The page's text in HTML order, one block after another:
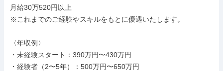
月給30万520円以上
※これまでのご経験やスキルをもとに優遇いたします。
〈年収例〉
・未経験スタート：390万円〜430万円
・経験者（2〜5年）：500万円〜650万円